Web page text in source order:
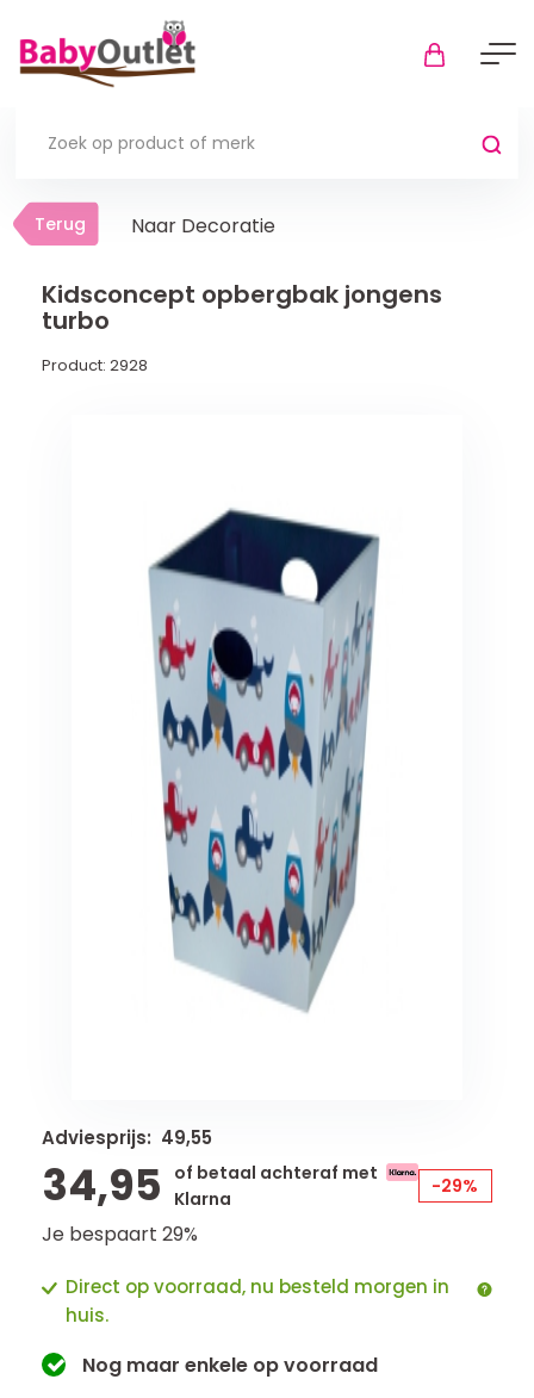
Terug
Thuis
Veiligheid in en om huis
Veiligheid in huis
Veiligheid buiten de deur
Schommelstoelen en wipstoeltjes
Terug Naar Decoratie
Kidsconcept opbergbak jongens
turbo
Product: 2928
Adviesprijs: 49,55
34,95
of betaal achteraf met
Klarna
-29%
Je bespaart 29%
Direct op voorraad, nu besteld morgen in
huis.
Nog maar enkele op voorraad